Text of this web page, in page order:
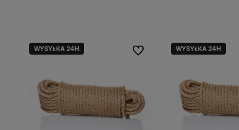
WYSYŁKA 24H Do ulubionychWYSYŁKA 24H